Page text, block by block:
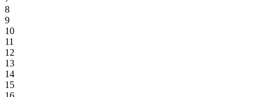
8
9
10
11
12
13
14
15